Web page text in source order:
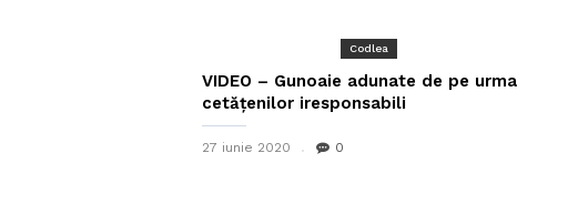
Codlea
VIDEO – Gunoaie adunate de pe urma
cetățenilor iresponsabili
27 iunie 2020 0